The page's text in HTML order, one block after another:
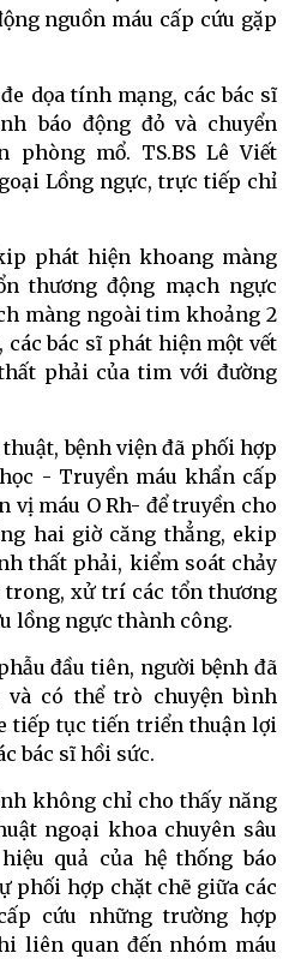
nguồn máu cấp cứu gặp
dọa tính mạng, các bác sĩ
báo động đỏ và chuyển
phòng mổ. TS.BS Lê Viết
Lồng ngực, trực tiếp chỉ
phát hiện khoang màng
thương động mạch ngực
màng ngoài tim khoảng 2
bác sĩ phát hiện một vết
phải của tim với đường
bệnh viện đã phối hợp
- Truyền máu khẩn cấp
vị máu O Rh- để truyền cho
hai giờ căng thẳng, ekip
thất phải, kiểm soát chảy
trong, xử trí các tổn thương
lồng ngực thành công.
đầu tiên, người bệnh đã
có thể trò chuyện bình
tiếp tục tiến triển thuận lợi
bác sĩ hồi sức.
không chỉ cho thấy năng
ngoại khoa chuyên sâu
quả của hệ thống báo
phối hợp chặt chẽ giữa các
cứu những trường hợp
liên quan đến nhóm máu